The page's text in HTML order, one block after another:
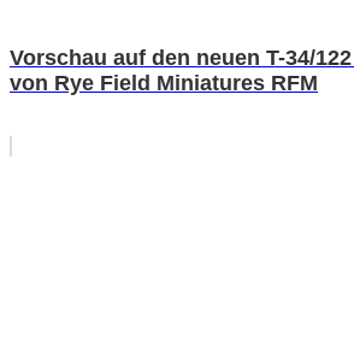
Vorschau auf den neuen T-34/
von Rye Field Miniatures RFM